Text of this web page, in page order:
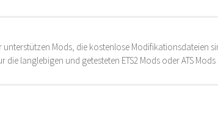
Mods, die kostenlose Modifikationsdateien
langlebigen und getesteten ETS2 Mods oder ATS